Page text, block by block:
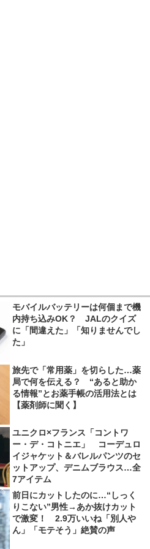
モバイルバッテリーは何個まで機
内持ち込みOK？ JALのクイズ
に「間違えた」「知りませんでし
た」
旅先で「常用薬」を切らした…薬
局で何を伝える？ “あると助か
る情報”とお薬手帳の活用法とは
【薬剤師に聞く】
ユニクロ×フランス「コントワ
ー・デ・コトニエ」 コーデュロ
イジャケット＆バレルパンツのセ
ットアップ、デニムブラウス…全
7アイテム
前日にカットしたのに…“しっく
りこない”男性→あか抜けカット
で激変！ 2.9万いいね「別人や
ん」「モテそう」絶賛の声